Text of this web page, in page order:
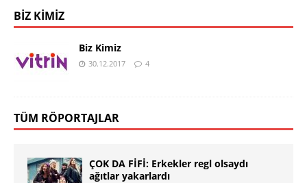
BIZ KIMIZ
Biz Kimiz
30.12.2017 4
TÜM RÖPORTAJLAR
ÇOK DA FİFİ: Erkekler regl olsaydı
ağıtlar yakarlardı